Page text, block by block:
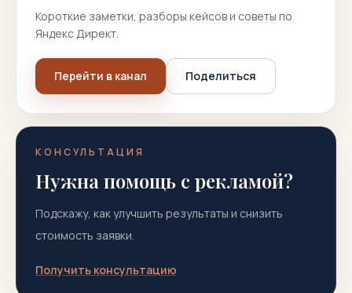
Короткие заметки, разборы кейсов и советы по
Яндекс Директ.
Перейти в канал Поделиться
КОНСУЛЬТАЦИЯ
Нужна помощь с рекламой?
Подскажу, как улучшить результаты и снизить
стоимость заявки.
Получить консультацию